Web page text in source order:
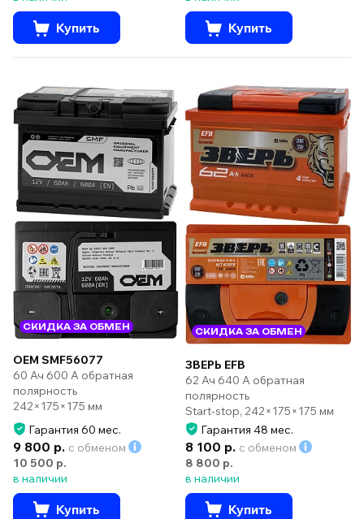
Купить Купить
СКИДКА ЗА ОБМЕН
OEM SMF56077
60 Ач 600 А обратная
полярность
242×175×175 мм
Гарантия 60 мес.
9 800 р. с обменом
10 500 р.
в наличии
Купить
СКИДКА ЗА ОБМЕН
ЗВЕРЬ EFB
62 Ач 640 А обратная
полярность
Start-stop, 242×175×175 мм
Гарантия 48 мес.
8 100 р. с обменом
8 800 р.
в наличии
Купить